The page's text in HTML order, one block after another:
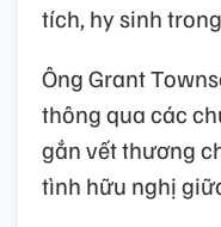
tích, hy sinh
Ông Grant
thông qua các
gắn vết thương
tình hữu nghị